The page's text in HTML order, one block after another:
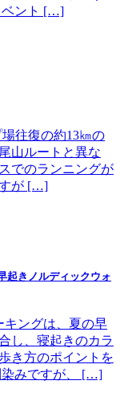
ベント […]
場往復の約13㎞の
山ルートと異な
でのランニングが
すが […]
起きノルディックウォ
キングは、夏の早
し、寝起きのカラ
き方のポイントを
染みですが、 […]